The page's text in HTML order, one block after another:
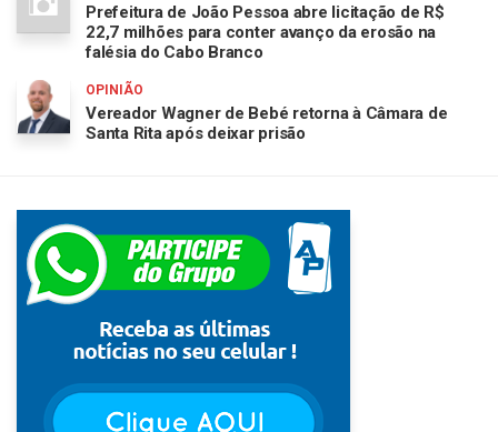
Prefeitura de João Pessoa abre licitação de R$
22,7 milhões para conter avanço da erosão na
falésia do Cabo Branco
OPINIÃO
Vereador Wagner de Bebé retorna à Câmara de
Santa Rita após deixar prisão